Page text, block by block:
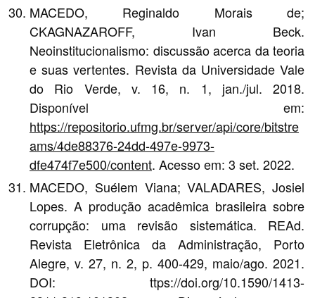
MACEDO, Reginaldo Morais de;
CKAGNAZAROFF, Ivan Beck.
Neoinstitucionalismo: discussão acerca da teoria
e suas vertentes. Revista da Universidade Vale
do Rio Verde, v. 16, n. 1, jan./jul. 2018.
Disponível em:
https://repositorio.ufmg.br/server/api/core/bitstre
ams/4de88376-24dd-497e-9973-
dfe474f7e500/content. Acesso em: 3 set. 2022.
MACEDO, Suélem Viana; VALADARES, Josiel
Lopes. A produção acadêmica brasileira sobre
corrupção: uma revisão sistemática. REAd.
Revista Eletrônica da Administração, Porto
Alegre, v. 27, n. 2, p. 400-429, maio/ago. 2021.
DOI: ttps://doi.org/10.1590/1413-